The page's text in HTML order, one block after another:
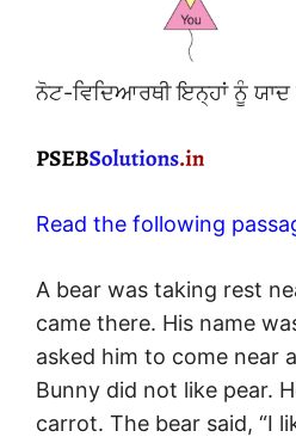
ਨੋਟ-ਵਿਦਿਆਰਥੀ ਇਨ੍ਹਾਂ ਨੂੰ ਯਾਦ
Read the following
A bear was taking rest
came there. His name
asked him to come near
Bunny did not like pear.
carrot. The bear said, “I